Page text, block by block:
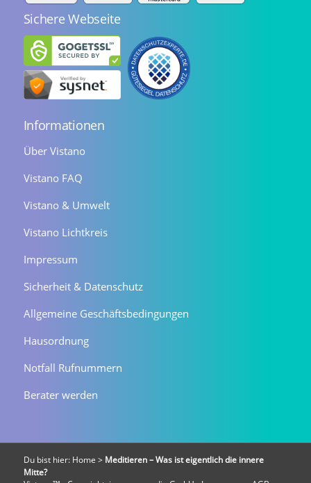
Sichere Webseite
Informationen
Über Vistano
Vistano FAQ
Vistano & Umwelt
Vistano Lichtkreis
Impressum
Sicherheit & Datenschutz
Allgemeine Geschäftsbedingungen
Hausordnung
Notfall Rufnummern
Berater werden
Du bist hier: Home > Meditieren – Was ist eigentlich die innere
Mitte?